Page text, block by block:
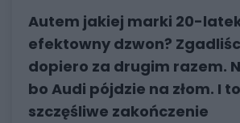
Autem jakiej marki 20-
efektowny dzwon?
dopiero za drugim razem.
bo Audi pójdzie na złom. I to
szczęśliwe zakończenie